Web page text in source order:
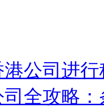
公司进
全攻略